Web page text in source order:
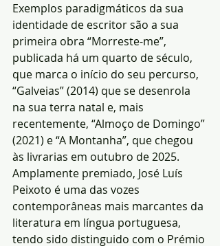
Exemplos paradigmáticos da sua
identidade de escritor são a sua
primeira obra “Morreste-me”,
publicada há um quarto de século,
que marca o início do seu percurso,
“Galveias” (2014) que se desenrola
na sua terra natal e, mais
recentemente, “Almoço de Domingo”
(2021) e “A Montanha”, que chegou
às livrarias em outubro de 2025.
Amplamente premiado, José Luís
Peixoto é uma das vozes
contemporâneas mais marcantes da
literatura em língua portuguesa,
tendo sido distinguido com o Prémio